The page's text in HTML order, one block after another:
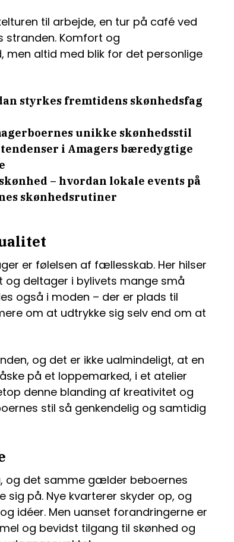
til arbejde, en tur på café ved
stranden. Komfort og
altid med blik for det personlige
styrkes fremtidens skønhedsfag
unikke skønhedsstil
i Amagers bæredygtige
– hvordan lokale events på
skønhedsrutiner
er følelsen af fællesskab. Her hilser
og deltager i bylivets mange små
også i moden – der er plads til
om at udtrykke sig selv end om at
og det er ikke ualmindeligt, at en
på et loppemarked, i et atelier
denne blanding af kreativitet og
stil så genkendelig og samtidig
og det samme gælder beboernes
på. Nye kvarterer skyder op, og
idéer. Men uanset forandringerne er
og bevidst tilgang til skønhed og